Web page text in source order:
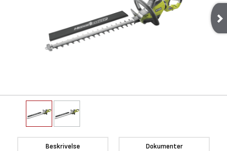
Beskrivelse Dokumenter